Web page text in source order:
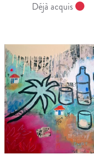
Déjà acquis